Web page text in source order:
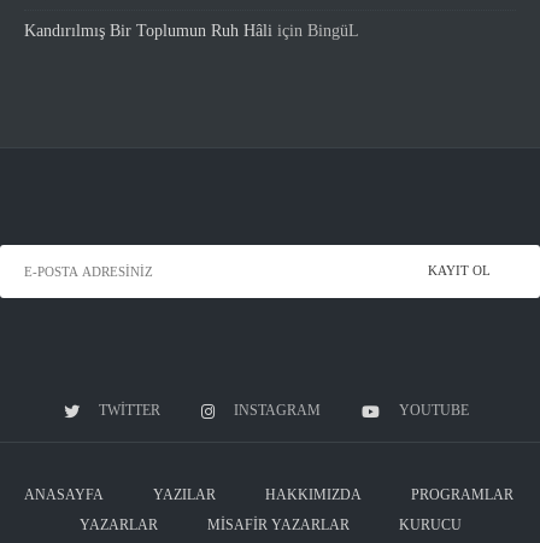
Kandırılmış Bir Toplumun Ruh Hâli için BingüL
TWITTER INSTAGRAM YOUTUBE
ANASAYFA YAZILAR HAKKIMIZDA
PROGRAMLAR
YAZARLAR
MISAFIR YAZARLAR KURUCU